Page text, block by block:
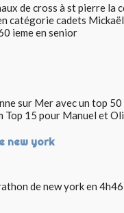
de cross à st pierre la
catégorie cadets
ieme en senior
sur Mer avec un top
Top 15 pour Manuel et
new york
de new york en